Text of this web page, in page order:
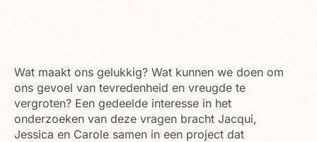
Wat maakt ons gelukkig? Wat kunnen we doen om
ons gevoel van tevredenheid en vreugde te
vergroten? Een gedeelde interesse in het
onderzoeken van deze vragen bracht Jacqui,
Jessica en Carole samen in een project dat